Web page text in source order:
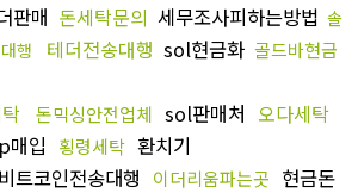
판매 돈세탁문의 세무조사피하는방법 솔
행 테더전송대행 sol현금화 골드바현금
돈믹싱안전업체 sol판매처 오다세탁
매입 횡령세탁 환치기
비트코인전송대행 이더리움파는곳 현금돈